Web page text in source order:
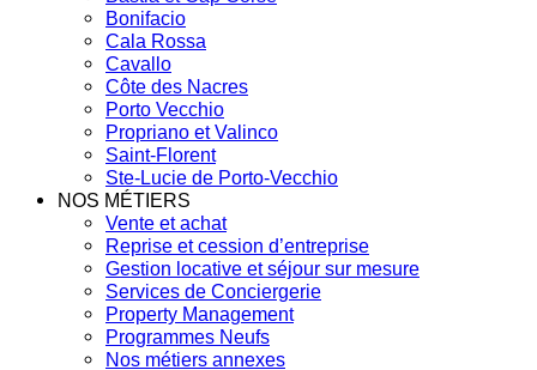
Bonifacio
Cala Rossa
Cavallo
Côte des Nacres
Porto Vecchio
Propriano et Valinco
Saint-Florent
Ste-Lucie de Porto-Vecchio
NOS MÉTIERS
Vente et achat
Reprise et cession d’entreprise
Gestion locative et séjour sur mesure
Services de Conciergerie
Property Management
Programmes Neufs
Nos métiers annexes